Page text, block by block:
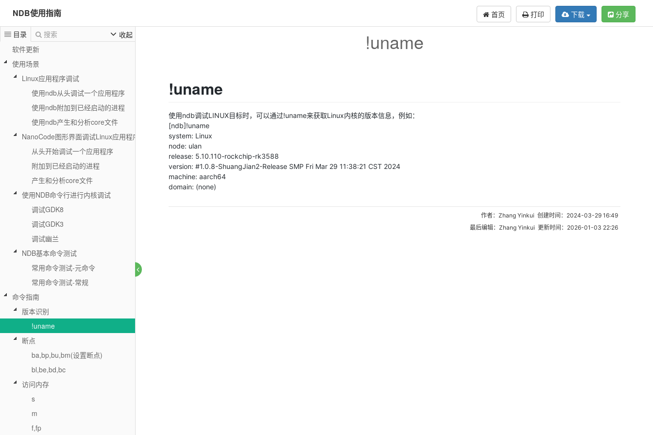
NDB使用指南 首页 打印 分享
下载
目录 搜索
收起
软件更新
使用场景
Linux应用程序调试
使用ndb从头调试一个应用程序
使用ndb附加到已经启动的进程
使用ndb产生和分析core文件
NanoCode图形界面调试Linux应用程序
从头开始调试一个应用程序
附加到已经启动的进程
产生和分析core文件
使用NDB命令行进行内核调试
调试GDK8
调试GDK3
调试幽兰
NDB基本命令测试
常用命令测试-元命令
常用命令测试-常规
命令指南
版本识别
!uname
断点
ba,bp,bu,bm(设置断点)
bl,be,bd,bc
访问内存
s
m
f,fp
!uname
!uname
使用ndb调试LINUX目标时，可以通过!uname来获取Linux内核的版本信息，例如：
[ndb]!uname
system: Linux
node: ulan
release: 5.10.110-rockchip-rk3588
version: #1.0.8-ShuangJian2-Release SMP Fri Mar 29 11:38:21 CST 2024
machine: aarch64
domain: (none)
作者：Zhang Yinkui 创建时间：2024-03-29 16:49
最后编辑：Zhang Yinkui 更新时间：2026-01-03 22:26